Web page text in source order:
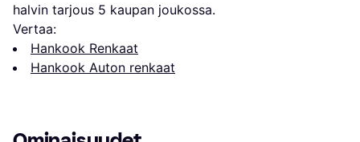
halvin tarjous 5 kaupan joukossa.
Vertaa:
Hankook Renkaat
Hankook Auton renkaat